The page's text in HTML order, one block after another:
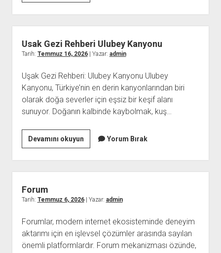
Cocuklarin
Psikolojisine
Dolayli
Etkileri
Usak Gezi Rehberi Ulubey Kanyonu
Tarih: Temmuz 16, 2026| Yazar: admin
Uşak Gezi Rehberi: Ulubey Kanyonu Ulubey
Kanyonu, Türkiye’nin en derin kanyonlarından biri
olarak doğa severler için eşsiz bir keşif alanı
sunuyor. Doğanın kalbinde kaybolmak, kuş…
Devamını okuyunUsak
Gezi
Rehberi
Ulubey
Yorum Bırak
Forum
Tarih: Temmuz 6, 2026| Yazar: admin
Forumlar, modern internet ekosisteminde deneyim
aktarımı için en işlevsel çözümler arasında sayılan
önemli platformlardır. Forum mekanizması özünde,